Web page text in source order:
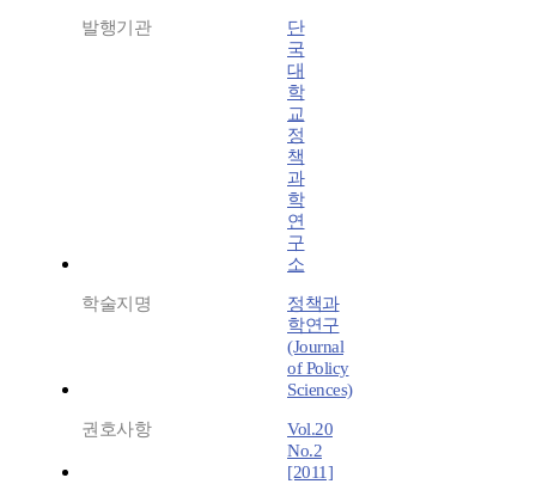
발행기관
단
국
대
학
교
정
책
과
학
연
구
소
학술지명
정책과
학연구
(Journal
of Policy
Sciences)
권호사항
Vol.20
No.2
[2011]